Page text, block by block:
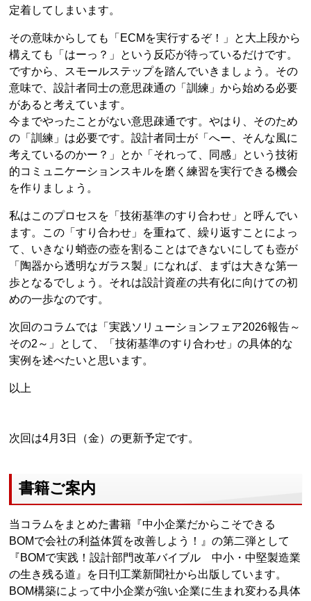
定着してしまいます。
その意味からしても「ECMを実行するぞ！」と大上段から
構えても「はーっ？」という反応が待っているだけです。
ですから、スモールステップを踏んでいきましょう。その
意味で、設計者同士の意思疎通の「訓練」から始める必要
があると考えています。
今までやったことがない意思疎通です。やはり、そのため
の「訓練」は必要です。設計者同士が「へー、そんな風に
考えているのかー？」とか「それって、同感」という技術
的コミュニケーションスキルを磨く練習を実行できる機会
を作りましょう。
私はこのプロセスを「技術基準のすり合わせ」と呼んでい
ます。この「すり合わせ」を重ねて、繰り返すことによっ
て、いきなり蛸壺の壺を割ることはできないにしても壺が
「陶器から透明なガラス製」になれば、まずは大きな第一
歩となるでしょう。それは設計資産の共有化に向けての初
めの一歩なのです。
次回のコラムでは「実践ソリューションフェア2026報告～
その2～」として、「技術基準のすり合わせ」の具体的な
実例を述べたいと思います。
以上
次回は4月3日（金）の更新予定です。
書籍ご案内
当コラムをまとめた書籍『中小企業だからこそできる
BOMで会社の利益体質を改善しよう！』の第二弾として
『BOMで実践！設計部門改革バイブル 中小・中堅製造業
の生き残る道』を日刊工業新聞社から出版しています。
BOM構築によって中小企業が強い企業に生まれ変わる具体